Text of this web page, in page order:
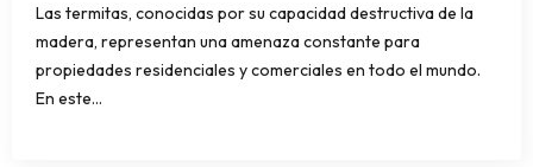
Las termitas, conocidas por su capacidad destructiva de la
madera, representan una amenaza constante para
propiedades residenciales y comerciales en todo el mundo.
En este…